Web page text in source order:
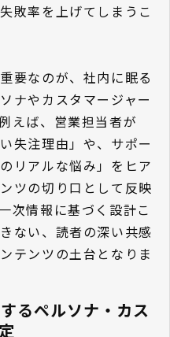
敗率を上げてしまうこ
要なのが、社内に眠る
ナやカスタマージャー
えば、営業担当者が
失注理由」や、サポー
リアルな悩み」をヒア
ツの切り口として反映
次情報に基づく設計こ
ない、読者の深い共感
テンツの土台となりま
るペルソナ・カス